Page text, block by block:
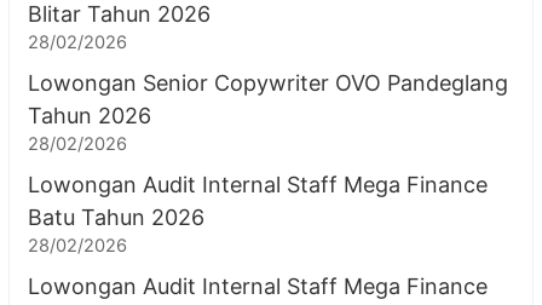
Blitar Tahun 2026
28/02/2026
Lowongan Senior Copywriter OVO Pandeglang
Tahun 2026
28/02/2026
Lowongan Audit Internal Staff Mega Finance
Batu Tahun 2026
28/02/2026
Lowongan Audit Internal Staff Mega Finance